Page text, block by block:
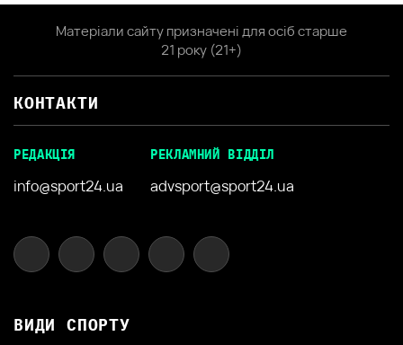
Матеріали сайту призначені для осіб старше
21 року (21+)
КОНТАКТИ
РЕДАКЦІЯ
info@sport24.ua
РЕКЛАМНИЙ ВІДДІЛ
advsport@sport24.ua
ВИДИ СПОРТУ